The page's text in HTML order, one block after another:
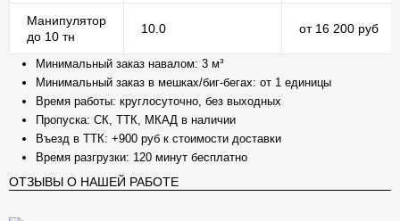
Манипулятор
до 10 тн
10.0 от 16 200 руб
Минимальный заказ навалом: 3 м³
Минимальный заказ в мешках/биг-бегах: от 1 единицы
Время работы: круглосуточно, без выходных
Пропуска: СК, ТТК, МКАД в наличии
Въезд в ТТК: +900 руб к стоимости доставки
Время разгрузки: 120 минут бесплатно
ОТЗЫВЫ О НАШЕЙ РАБОТЕ